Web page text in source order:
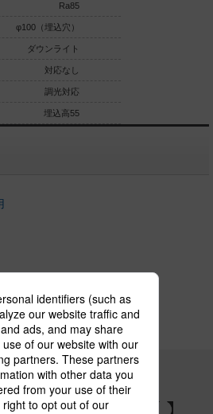
Ra85
φ100（埋込穴）
ダウンライト
対応なし
調光対応
埋込高55
電気設備 SNSアカウント